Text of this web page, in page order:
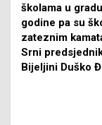
školama u
godine pa su
zateznim
Srni
Bijeljini Duško